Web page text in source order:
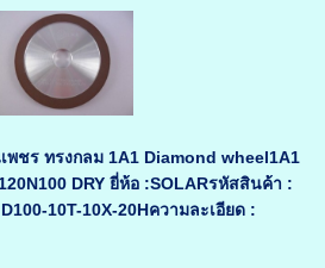
ชร ทรงกลม 1A1 Diamond wheel1A1
DRY ยี่ห้อ :SOLARรหัสสินค้า :
10T-10X-20Hความละเอียด :